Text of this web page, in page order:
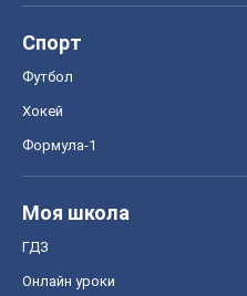
Спорт
Футбол
Хокей
Формула-1
Моя школа
ГДЗ
Онлайн уроки